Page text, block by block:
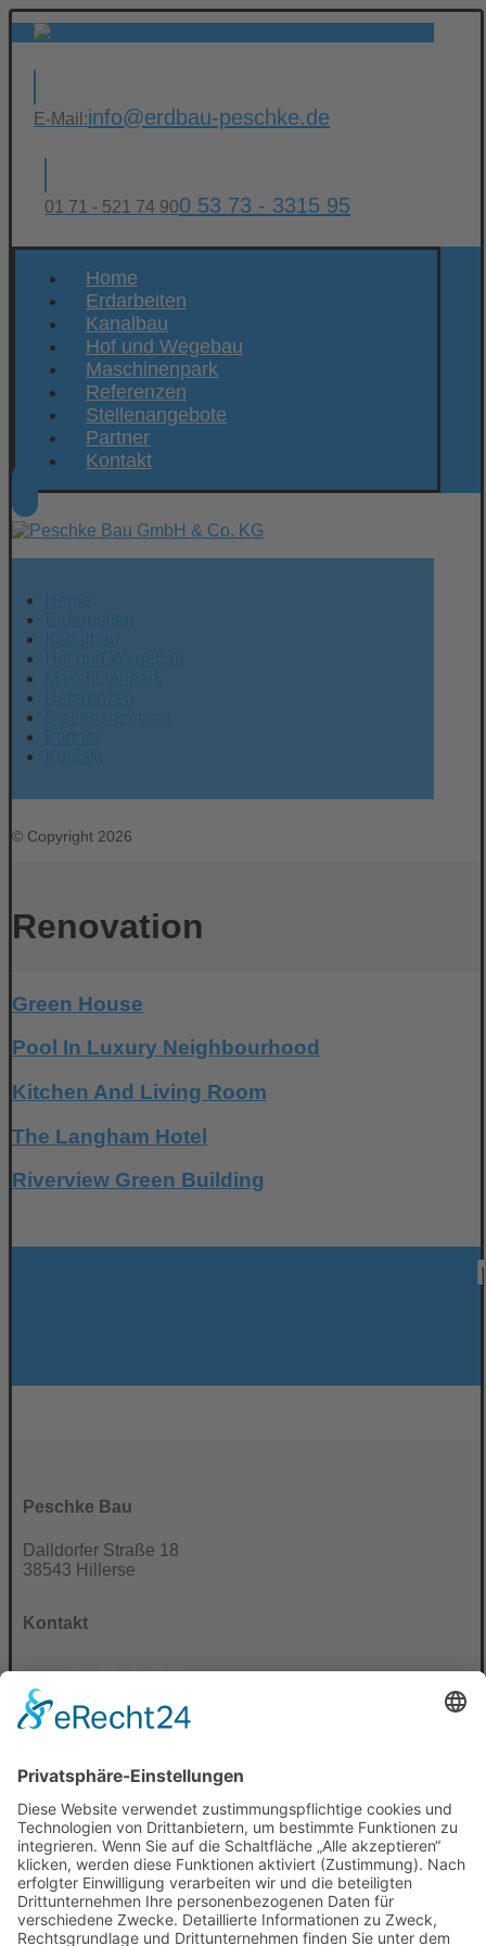
E-Mail:info@erdbau-peschke.de
01 71 - 521 74 900 53 73 - 3315 95
Home
Erdarbeiten
Kanalbau
Hof und Wegebau
Maschinenpark
Referenzen
Stellenangebote
Partner
Kontakt
© Copyright 2026
Renovation
Green House
Pool In Luxury Neighbourhood
Kitchen And Living Room
The Langham Hotel
Riverview Green Building
Peschke Bau
Dalldorfer Straße 18
38543 Hillerse
Kontakt
05373 / 331595
0171 / 5217490
Bürozeiten
Montag - Freitag08:00 - 17:00 Uhr